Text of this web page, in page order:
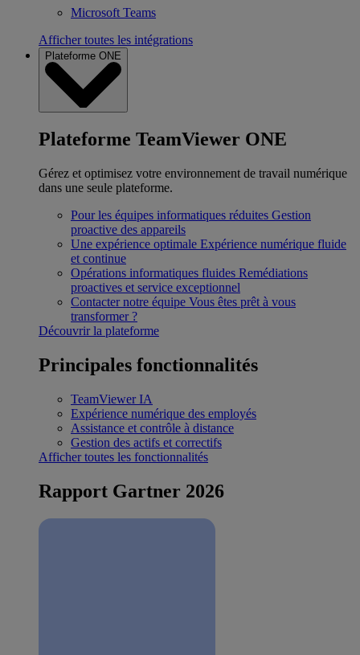
Microsoft Teams
Afficher toutes les intégrations
Plateforme ONE
Plateforme TeamViewer ONE
Gérez et optimisez votre environnement de travail numérique
dans une seule plateforme.
Pour les équipes informatiques réduites Gestion
proactive des appareils
Une expérience optimale Expérience numérique fluide
et continue
Opérations informatiques fluides Remédiations
proactives et service exceptionnel
Contacter notre équipe Vous êtes prêt à vous
transformer ?
Découvrir la plateforme
Principales fonctionnalités
TeamViewer IA
Expérience numérique des employés
Assistance et contrôle à distance
Gestion des actifs et correctifs
Afficher toutes les fonctionnalités
Rapport Gartner 2026